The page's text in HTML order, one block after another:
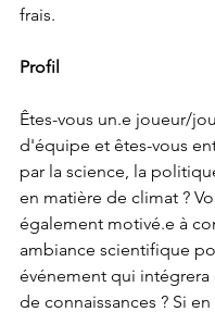
frais.
Profil
Êtes-vous un.e joueur/
d'équipe et êtes-vous
par la science, la
en matière de climat ?
également motivé.e à
ambiance scientifique
événement qui intégrera
de connaissances ? Si